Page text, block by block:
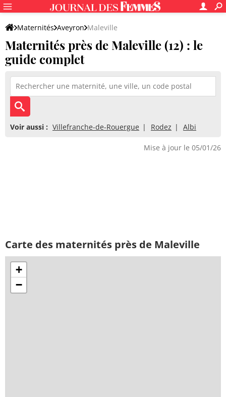
Maternités Aveyron Maleville
Maternités près de Maleville (12) : le
guide complet
Voir aussi : Villefranche-de-Rouergue Rodez Albi
Mise à jour le 05/01/26
Carte des maternités près de Maleville
+
−